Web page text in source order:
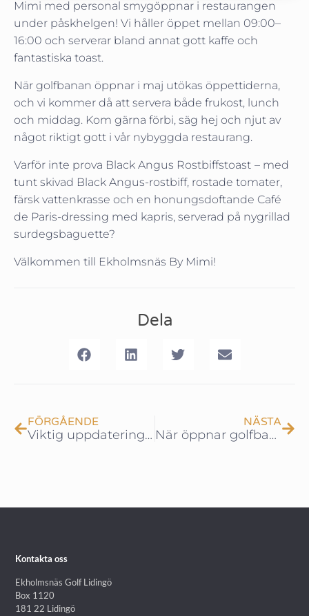
Mimi med personal smygöppnar i restaurangen
under påskhelgen! Vi håller öppet mellan 09:00–
16:00 och serverar bland annat gott kaffe och
fantastiska toast.
När golfbanan öppnar i maj utökas öppettiderna,
och vi kommer då att servera både frukost, lunch
och middag. Kom gärna förbi, säg hej och njut av
något riktigt gott i vår nybyggda restaurang.
Varför inte prova Black Angus Rostbiffstoast – med
tunt skivad Black Angus-rostbiff, rostade tomater,
färsk vattenkrasse och en honungsdoftande Café
de Paris-dressing med kapris, serverad på nygrillad
surdegsbaguette?
Välkommen till Ekholmsnäs By Mimi!
Dela
FÖRGÅENDE
Viktig uppdatering kring medlemskap – tillgängliga medlemskap samt fördelning
NÄSTA
När öppnar golfbanan?
Kontakta oss
Ekholmsnäs Golf Lidingö
Box 1120
181 22 Lidingö